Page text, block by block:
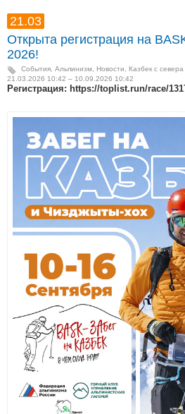
21.03
Открыта регистрация на
2026!
События, Альпинизм, Новости, Казбек с севера
21.03.2026 10:42 – 10.09.2026 10:42
Регистрация: https://toplist.run/race/